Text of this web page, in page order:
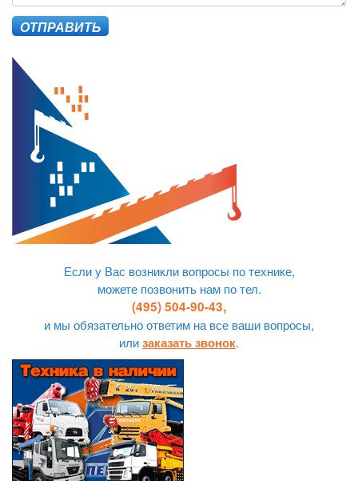
ОТПРАВИТЬ
Если у Вас возникли вопросы по технике,
можете позвонить нам по тел.
(495) 504-90-43,
и мы обязательно ответим на все ваши вопросы,
илизаказать звонок.